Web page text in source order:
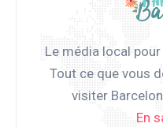
Le média local
Tout ce que vous
visiter
En